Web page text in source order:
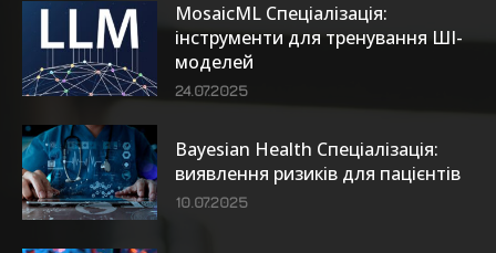
MosaicML Спеціалізація:
інструменти для тренування ШІ-
моделей
24.07.2025
Bayesian Health Спеціалізація:
виявлення ризиків для пацієнтів
10.07.2025